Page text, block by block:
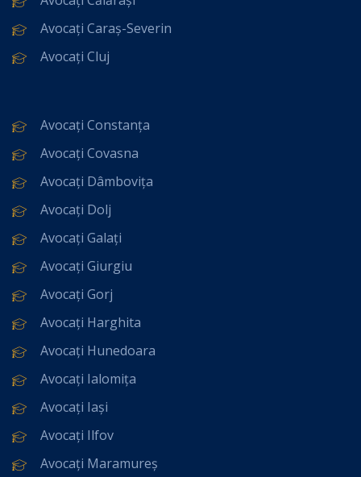
Avocați Caraș-Severin
Avocați Cluj
Avocați Constanța
Avocați Covasna
Avocați Dâmbovița
Avocați Dolj
Avocați Galați
Avocați Giurgiu
Avocați Gorj
Avocați Harghita
Avocați Hunedoara
Avocați Ialomița
Avocați Iași
Avocați Ilfov
Avocați Maramureș